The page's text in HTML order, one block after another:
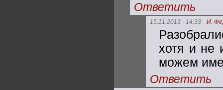
Ответить
15.11.2013 - 14:33 И.
хотя и не
можем
Ответить